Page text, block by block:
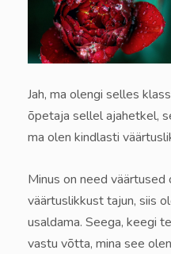
Jah, ma olengi selles
õpetaja sellel ajahetkel,
ma olen kindlasti
Minus on need väärtused
väärtuslikkust tajun, siis
usaldama. Seega, keegi
vastu võtta, mina see